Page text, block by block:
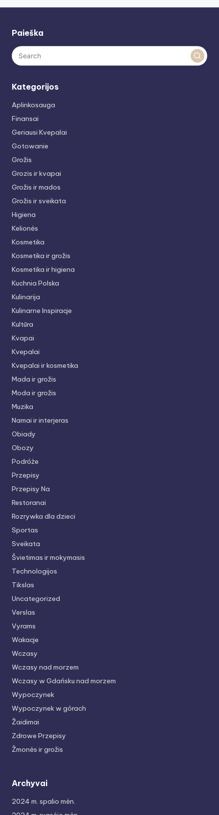
Paieška
Kategorijos
Aplinkosauga
Finansai
Geriausi Kvepalai
Gotowanie
Grožis
Grozis ir kvapai
Grožis ir mados
Grožis ir sveikata
Higiena
Kelionės
Kosmetika
Kosmetika ir grožis
Kosmetika ir higiena
Kuchnia Polska
Kulinarija
Kulinarne Inspiracje
Kultūra
Kvapai
Kvepalai
Kvepalai ir kosmetika
Mada ir grožis
Moda ir grožis
Muzika
Namai ir interjeras
Obiady
Obozy
Podróże
Przepisy
Przepisy Na
Restoranai
Rozrywka dla dzieci
Sportas
Sveikata
Švietimas ir mokymasis
Technologijos
Tikslas
Uncategorized
Verslas
Vyrams
Wakacje
Wczasy
Wczasy nad morzem
Wczasy w Gdańsku nad morzem
Wypoczynek
Wypoczynek w górach
Žaidimai
Zdrowe Przepisy
Žmonės ir grožis
Archyvai
2024 m. spalio mėn.